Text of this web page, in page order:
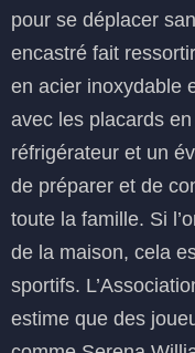
pour se déplacer
encastré fait
en acier inoxydable
avec les placards
réfrigérateur et un
de préparer et de
toute la famille. Si
de la maison, cela
sportifs.
estime que des